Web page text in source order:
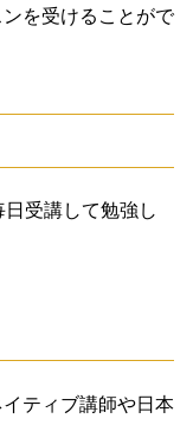
を受けることがで
受講して勉強し
ティブ講師や日本